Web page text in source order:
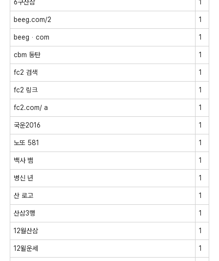
6구산삼 1
beeg.com/2 1
beegᆞcom 1
cbm 동탄 1
fc2 검색 1
fc2 링크 1
fc2.com/ a 1
국운2016 1
노또 581 1
백사 뱀 1
병신 년 1
산 로고 1
산삼3행 1
12월산삼 1
12윌운세 1